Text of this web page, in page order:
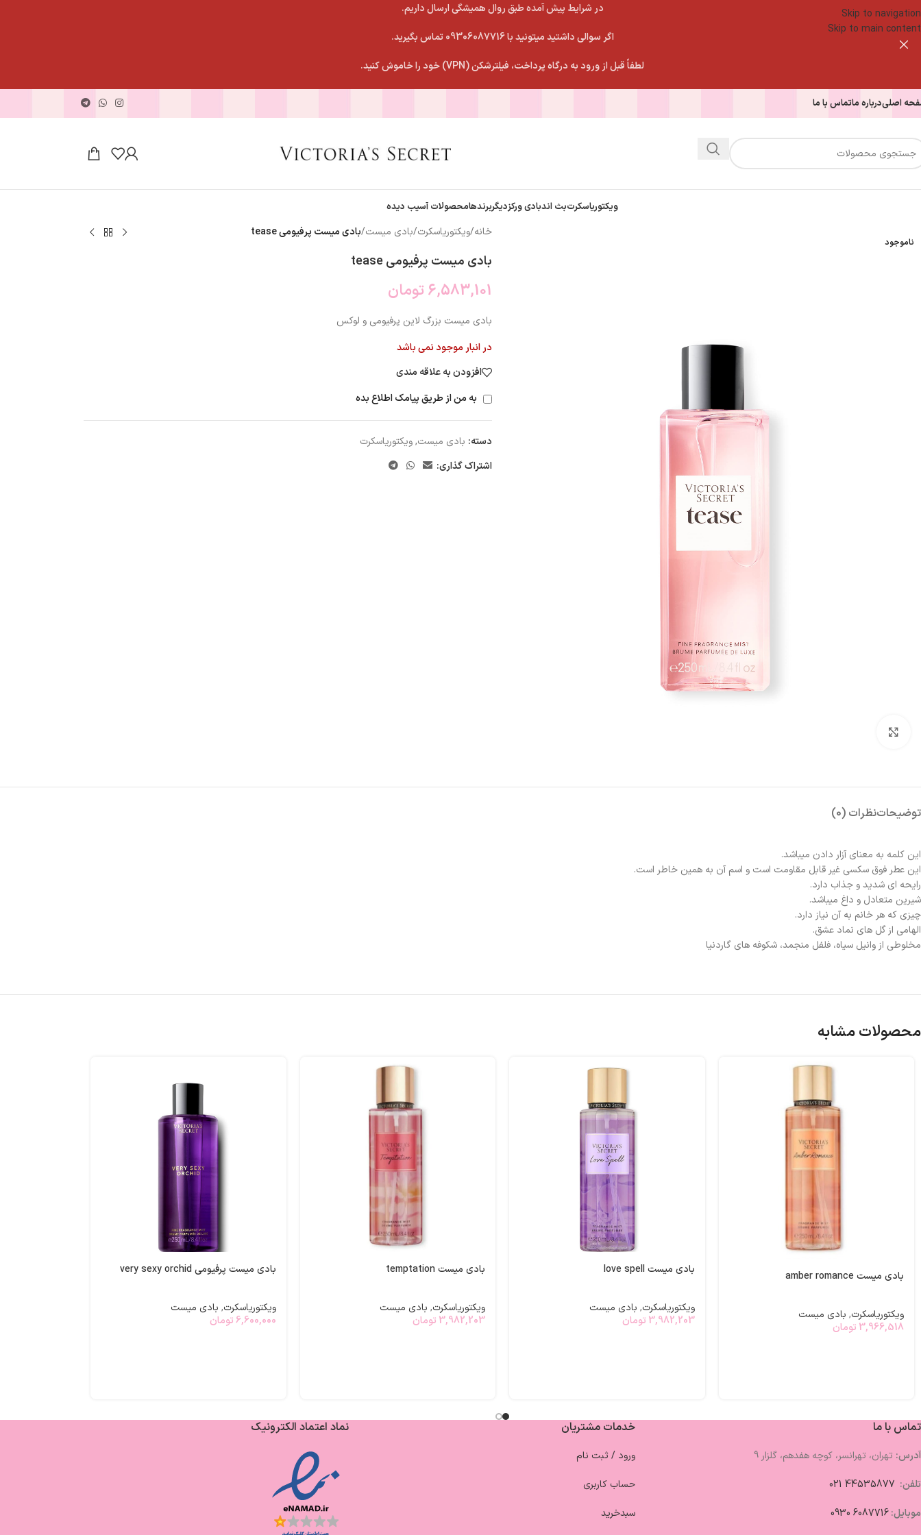
Skip to navigation
Skip to main content
در شرایط پیش آمده طبق روال همیشگی ارسال داریم.
اگر سوالی داشتید میتونید با 09306087716 تماس بگیرید.
لطفاً قبل از ورود به درگاه پرداخت، فیلترشکن (VPN) خود را خاموش کنید.
اصلیدرباره ماتماس با ما
ویکتوریاسکرتبث اندبادی ورکزدیگربرندهامحصولات آسیب دیده
ناموجود
خانه/ویکتوریاسکرت/بادی میست/بادی میست پرفیومی tease
بادی میست پرفیومی tease
6,583,101 تومان
بادی میست بزرگ لاین پرفیومی و لوکس
در انبار موجود نمی باشد
افزودن به علاقه مندی
به من از طریق پیامک اطلاع بده
دسته: بادی میست,ویکتوریاسکرت
اشتراک گذاری:
توضیحاتنظرات (0)
این کلمه به معنای آزار دادن میباشد.
این عطر فوق سکسی غیر قابل مقاومت است و اسم آن به همین خاطر است.
رایحه ای شدید و جذاب دارد.
شیرین متعادل و داغ میباشد.
چیزی که هر خانم به آن نیاز دارد.
الهامی از گل های نماد عشق.
مخلوطی از وانیل سیاه، فلفل منجمد، شکوفه های گاردنیا
محصولات مشابه
بادی میست amber romance
ویکتوریاسکرت, بادی میست
3,966,518 تومان
بادی میست love spell
ویکتوریاسکرت, بادی میست
3,982,203 تومان
بادی میست temptation
ویکتوریاسکرت, بادی میست
3,982,203 تومان
بادی میست پرفیومی very sexy orchid
ویکتوریاسکرت, بادی میست
6,600,000تومان
تماس با ما
آدرس: تهران، تهرانسر، کوچه هفدهم، گلزار 9
تلفن:
موبایل:6087716 0930
خدمات مشتریان
ورود / ثبت نام
حساب کاربری
سبدخرید
نماد اعتماد الکترونیک